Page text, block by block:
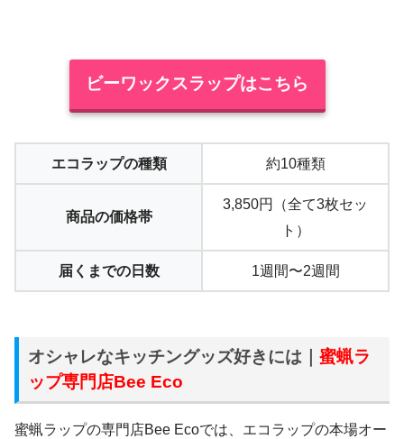
ビーワックスラップはこちら
エコラップの種類 約10種類
商品の価格帯
3,850円（全て3枚セッ
ト）
届くまでの日数 1週間〜2週間
オシャレなキッチングッズ好きには｜ 蜜蝋ラ
ップ専門店Bee Eco
蜜蝋ラップの専門店Bee Ecoでは、エコラップの本場オー